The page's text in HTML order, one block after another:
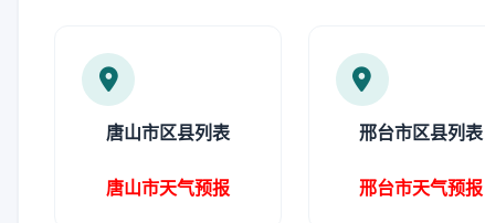
唐山市区县列表
唐山市天气预报
邢台市区县列表
邢台市天气预报